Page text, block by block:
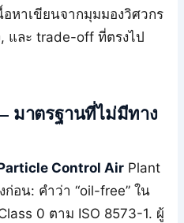
หาเขียนจากมุมมองวิศวกร
และ trade-off ที่ตรงไป
มาตรฐานที่ไม่มีทาง
Control Air Plant
ก่อน: คำว่า “oil-free” ใน
0 ตาม ISO 8573-1. ผู้